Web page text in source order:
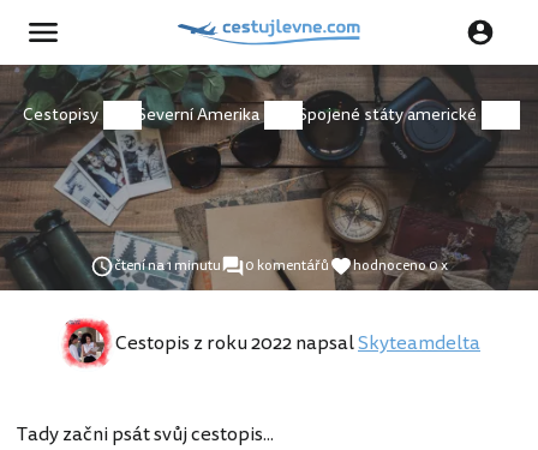
Cestopisy Severní Amerika Spojené státy americké
čtení na 1 minutu 0 komentářů hodnoceno 0 x
Cestopis z roku 2022 napsalSkyteamdelta
Tady začni psát svůj cestopis...